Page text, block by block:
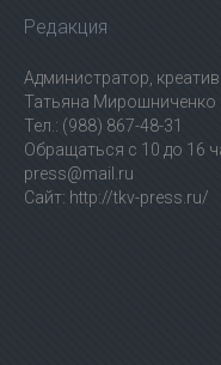
Редакция
Администратор,
Татьяна Мирошниченко
Тел.: (988) 867-48-31
Обращаться с 10 до 16
press@mail.ru
Сайт: http://tkv-press.ru/